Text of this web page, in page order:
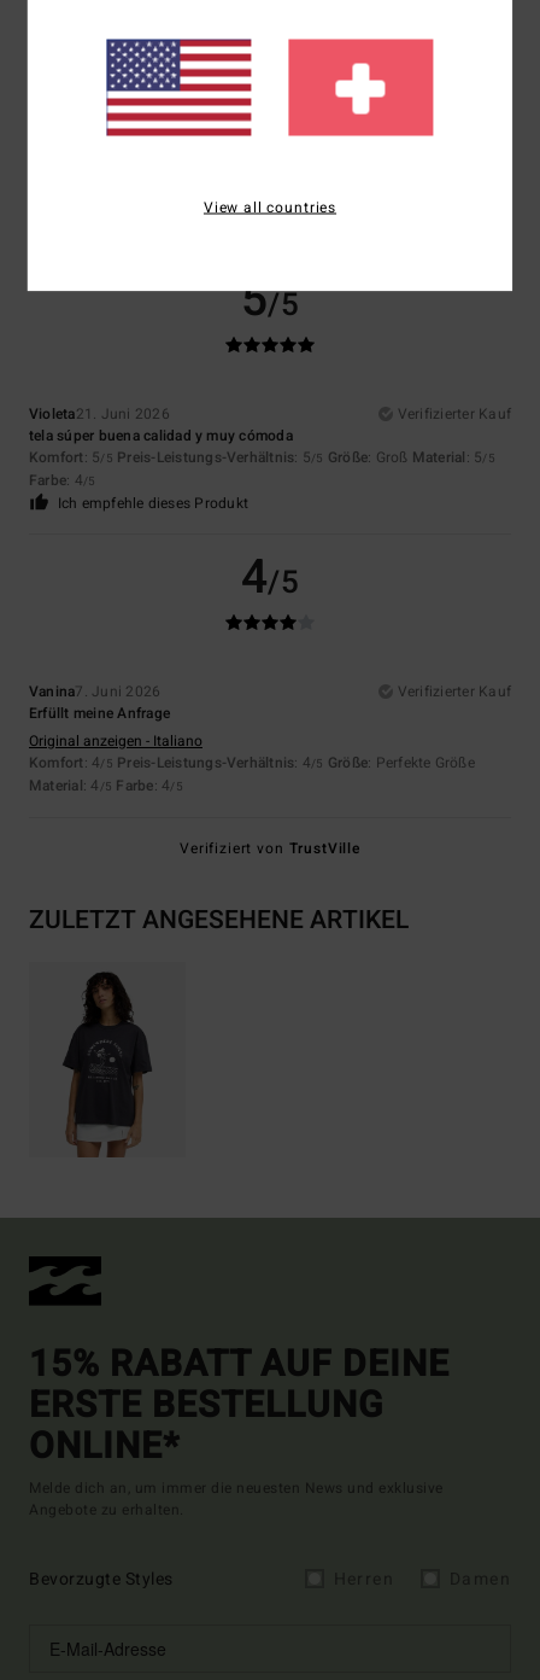
Größe
Zu klein Zu groß
Material
Farbe
5/5
Violeta21. Juni 2026
Verifizierter Kauf
tela súper buena calidad y muy cómoda
Komfort: 5/5 Preis-Leistungs-Verhältnis: 5/5 Größe: Groß Material: 5/5
Farbe: 4/5
Ich empfehle dieses Produkt
4/5
Vanina7. Juni 2026
Verifizierter Kauf
Erfüllt meine Anfrage
Original anzeigen - Italiano
Komfort: 4/5 Preis-Leistungs-Verhältnis: 4/5 Größe: Perfekte Größe
Material: 4 /5 Farbe: 4/5
Verifiziert von TrustVille
ZULETZT ANGESEHENE ARTIKEL
15% RABATT AUF DEINE
ERSTE BESTELLUNG
ONLINE*
Melde dich an, um immer die neuesten News und exklusive
Angebote zu erhalten.
Bevorzugte Styles
View all countries